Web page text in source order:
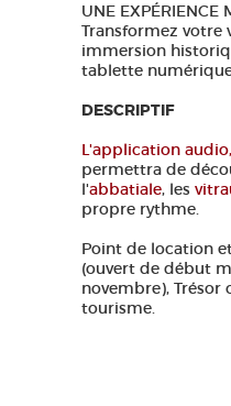
UNE EXPÉRIENCE
Transformez votre
immersion
tablette
DESCRIPTIF
L'application
permettra de
l'abbatiale, les
propre rythme.
Point de location
(ouvert de début
novembre), Trésor
tourisme.